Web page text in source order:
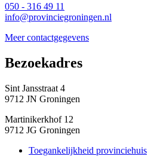
050 - 316 49 11
info@provinciegroningen.nl
Meer contactgegevens
Bezoekadres
Sint Jansstraat 4
9712 JN Groningen
Martinikerkhof 12
9712 JG Groningen
Toegankelijkheid provinciehuis